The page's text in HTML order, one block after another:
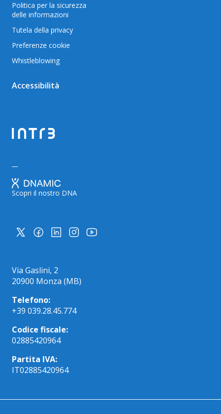
Politica per la sicurezza
delle informazioni
Tutela della privacy
Preferenze cookie
Whistleblowing
Accessibilità
Scopri il nostro DNA
Via Gaslini, 2
20900 Monza (MB)
Telefono:
+39 039.28.45.774
Codice fiscale:
02885420964
Partita IVA:
IT02885420964